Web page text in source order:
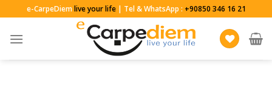
to
content
e-CarpeDiemlive your life| Tel & WhatsApp : +90850 346 16 21